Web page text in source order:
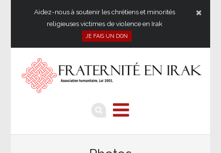
Aidez-nous à soutenir les chrétiens et minorités
religieuses victimes de violence en Irak
JE FAIS UN DON